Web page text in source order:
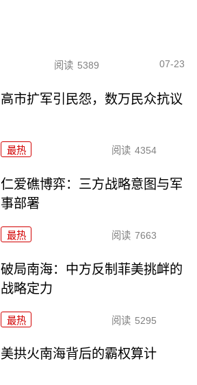
阅读 5389 07-23
高市扩军引民怨，数万民众抗议
最热 阅读 4354
仁爱礁博弈：三方战略意图与军
事部署
最热 阅读 7663
破局南海：中方反制菲美挑衅的
战略定力
最热 阅读 5295
美拱火南海背后的霸权算计